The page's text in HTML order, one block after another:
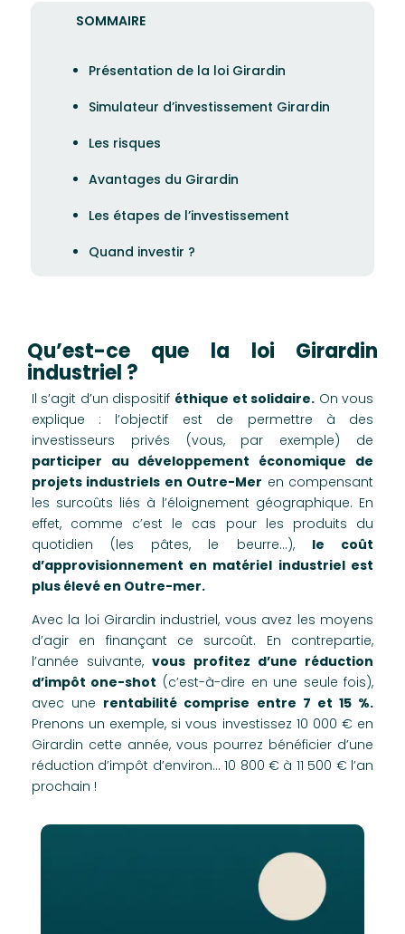
SOMMAIRE
Présentation de la loi Girardin
Simulateur d’investissement Girardin
Les risques
Avantages du Girardin
Les étapes de l’investissement
Quand investir ?
Qu’est-ce que la loi Girardin
industriel ?
Il s’agit d’un dispositif éthique et solidaire. On vous
explique : l’objectif est de permettre à des
investisseurs privés (vous, par exemple) de
participer au développement économique de
projets industriels en Outre-Mer en compensant
les surcoûts liés à l’éloignement géographique. En
effet, comme c’est le cas pour les produits du
quotidien (les pâtes, le beurre…), le coût
d’approvisionnement en matériel industriel est
plus élevé en Outre-mer.
Avec la loi Girardin industriel, vous avez les moyens
d’agir en finançant ce surcoût. En contrepartie,
l’année suivante,vous profitez d’une réduction
d’impôt one-shot (c’est-à-dire en une seule fois),
avec une rentabilité comprise entre 7 et 15 %.
Prenons un exemple, si vous investissez 10 000 € en
Girardin cette année, vous pourrez bénéficier d’une
réduction d’impôt d’environ… 10 800 € à 11 500 € l’an
prochain !